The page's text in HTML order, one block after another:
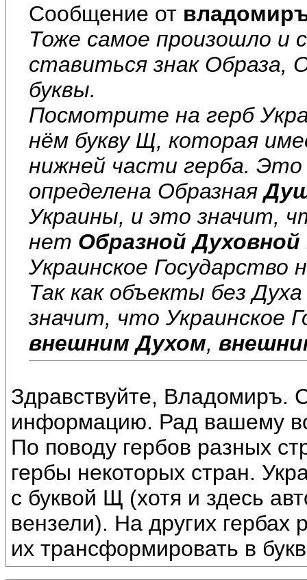
Сообщение от
Тоже самое произошло и
ставиться знак Образа,
буквы.
Посмотрите на герб
нём букву Щ, которая
нижней части герба.
определена Образная
Украины, и это значит,
нет Образной
Украинское
Так как объекты без
значит, что Украинское
внешним Духом,
Здравствуйте, Владомиръ.
информацию. Рад вашему
По поводу гербов разных
гербы некоторых стран.
с буквой Щ (хотя и здесь
вензели). На других
их трансформировать в